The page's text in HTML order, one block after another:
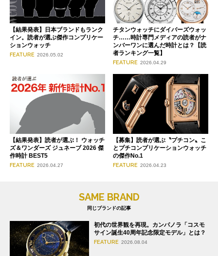
【結果発表】日本ブランドもランク
イン。読者が選ぶ傑作コンプリケー
ションウォッチ
FEATURE 2026.05.02
チタンウォッチにダイバーズウォッ
チ……時計専門メディアの読者がナ
ンバーワンに選んだ時計とは？【読
者ランキング一覧】
FEATURE 2026.04.29
【結果発表】読者が選ぶ！ ウォッチ
ズ＆ワンダーズ ジュネーブ 2026 傑
作時計 BEST5
FEATURE 2026.04.27
【募集】読者が選ぶ〝プチコン〟こ
とプチコンプリケーションウォッチ
の傑作No.1
FEATURE 2026.04.23
SAME BRAND
同じブランドの記事
初代の世界観を再現。カンパノラ「コスモ
サイン誕生40周年記念限定モデル」とは？
FEATURE 2026.08.04